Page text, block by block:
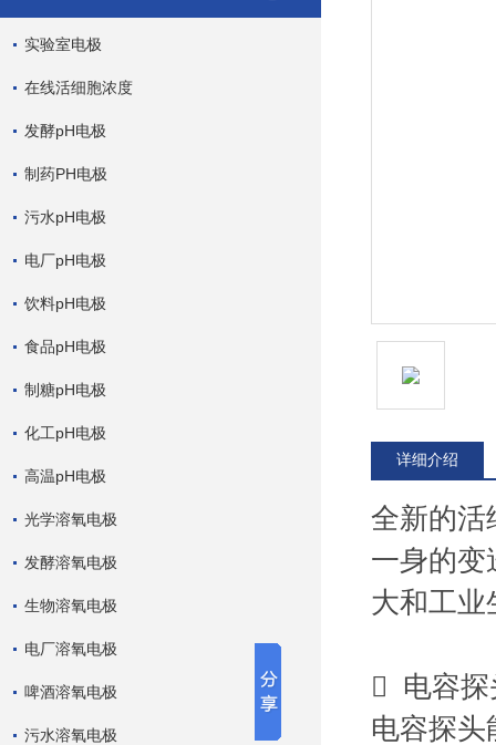
实验室电极
在线活细胞浓度
发酵pH电极
制药PH电极
污水pH电极
电厂pH电极
饮料pH电极
食品pH电极
制糖pH电极
化工pH电极
高温pH电极
光学溶氧电极
发酵溶氧电极
生物溶氧电极
电厂溶氧电极
啤酒溶氧电极
污水溶氧电极
详细介绍
全新的活
一身的变
大和工
 电容探
电容探头